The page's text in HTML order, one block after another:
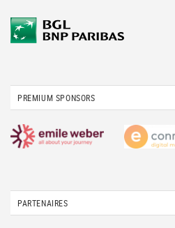
PREMIUM SPONSORS
PARTENAIRES